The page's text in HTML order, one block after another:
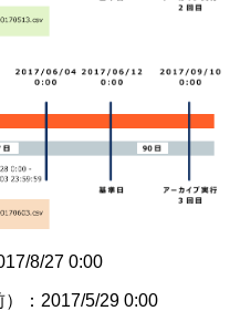
8/27 0:00
：2017/5/29 0:00